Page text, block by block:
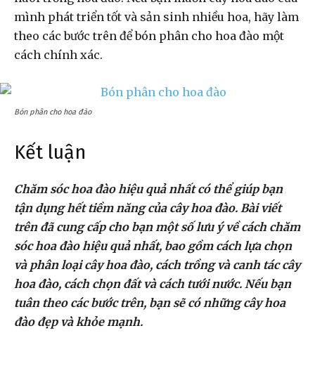
mình phát triển tốt và sản sinh nhiều hoa, hãy làm
theo các bước trên để bón phân cho hoa đào một
cách chính xác.
Bón phân cho hoa đào
Kết luận
Chăm sóc hoa đào hiệu quả nhất có thể giúp bạn
tận dụng hết tiềm năng của cây hoa đào. Bài viết
trên đã cung cấp cho bạn một số lưu ý về cách chăm
sóc hoa đào hiệu quả nhất, bao gồm cách lựa chọn
và phân loại cây hoa đào, cách trồng và canh tác cây
hoa đào, cách chọn đất và cách tưới nước. Nếu bạn
tuân theo các bước trên, bạn sẽ có những cây hoa
đào đẹp và khỏe mạnh.